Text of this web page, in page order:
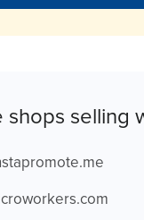
shops selling